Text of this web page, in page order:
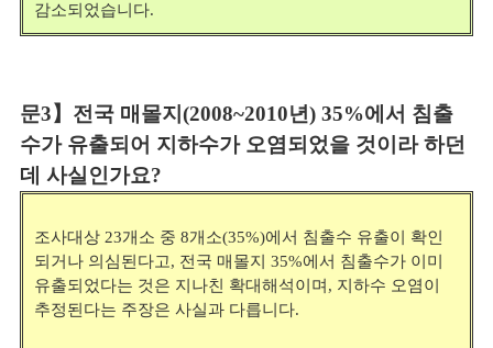
감소되었습니다.
문3】전국 매몰지(2008~2010년) 35%에서 침출
수가 유출되어 지하수가 오염되었을 것이라 하던
데 사실인가요?
조사대상 23개소 중 8개소(35%)에서 침출수 유출이 확인
되거나 의심된다고, 전국 매몰지 35%에서 침출수가 이미
유출되었다는 것은 지나친 확대해석이며, 지하수 오염이
추정된다는 주장은 사실과 다릅니다.